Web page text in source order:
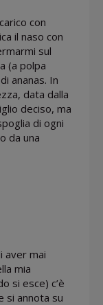
con
il naso con
sul
(a polpa
ananas. In
data dalla
deciso, ma
di ogni
da una
aver mai
mia
si esce) c’è
si annota su